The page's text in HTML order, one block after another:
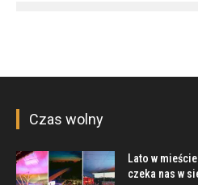
Czas wolny
Lato w
czeka nas w